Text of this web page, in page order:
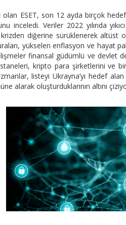
ESET, son 12 ayda birçok
inceledi. Veriler 2022 yılında
diğerine sürüklenerek altüst
yükselen enflasyon ve hayat
finansal güdümlü ve devlet
kripto para şirketlerini ve
listeyi Ukrayna’yı hedef
alarak oluşturduklarının altını